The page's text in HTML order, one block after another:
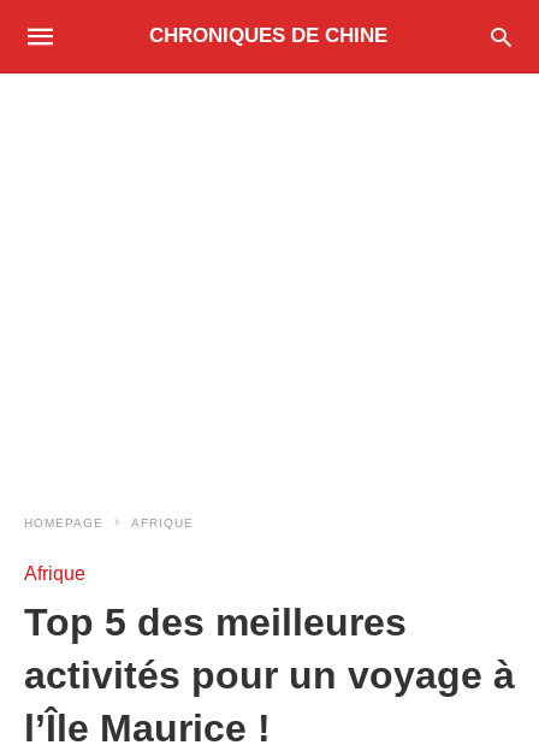
CHRONIQUES DE CHINE
HOMEPAGE AFRIQUE
Afrique
Top 5 des meilleures
activités pour un voyage à
l’Île Maurice !